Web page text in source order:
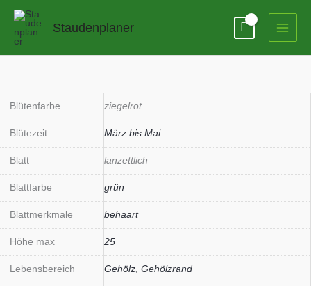
Zum
springen
Staudenplaner
Blütenfarbe ziegelrot
Blütezeit März bis Mai
Blatt lanzettlich
Blattfarbe grün
Blattmerkmale behaart
Höhe max 25
Lebensbereich Gehölz Gehölzrand